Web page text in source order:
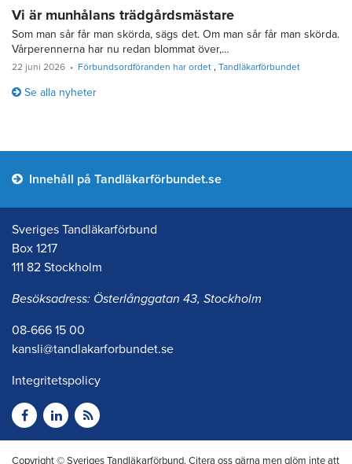
Vi är munhålans trädgårdsmästare
Som man sår får man skörda, sägs det. Om man sår får man skörda.
Vårperennerna har nu redan blommat över,…
22 juni 2026 Förbundsordföranden har ordet Tandläkarförbundet
Se alla nyheter
Innehåll på Tandläkarförbundet.se
Sveriges Tandläkarförbund
Box 1217
111 82 Stockholm
Besöksadress: Österlånggatan 43, Stockholm
08-666 15 00
kansli@tandlakarforbundet.se
Integritetspolicy
Copyright © Sveriges Tandläkarförbund. Citera oss gärna men glöm inte att